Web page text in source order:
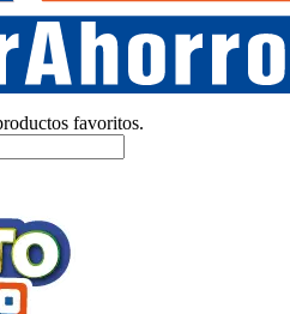
favoritos.